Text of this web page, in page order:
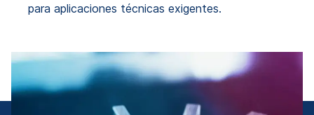
para aplicaciones técnicas exigentes.